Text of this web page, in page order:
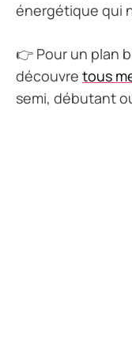
énergétique qui
👉 Pour un plan
découvre tous
semi, débutant